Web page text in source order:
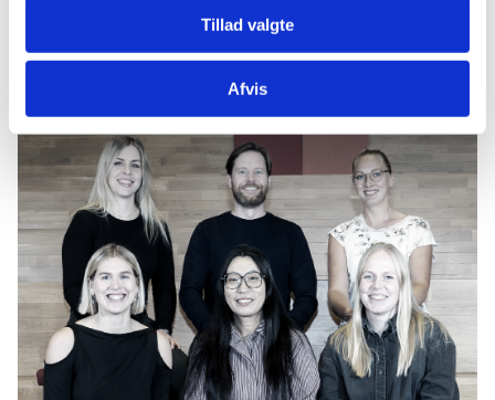
Tillad valgte
Afvis
sjældent løse problemerne. Tanken om, at den bedste
forskning sker inden for sit eget felt, skal dø. Fremtiden